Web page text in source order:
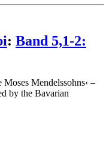
: Band 5,1-2:
Mendelssohns‹ –
by the Bavarian